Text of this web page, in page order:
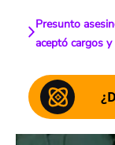
Presunto
aceptó cargos